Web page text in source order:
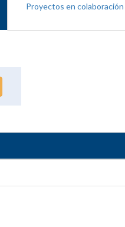
Proyectos en colaboración